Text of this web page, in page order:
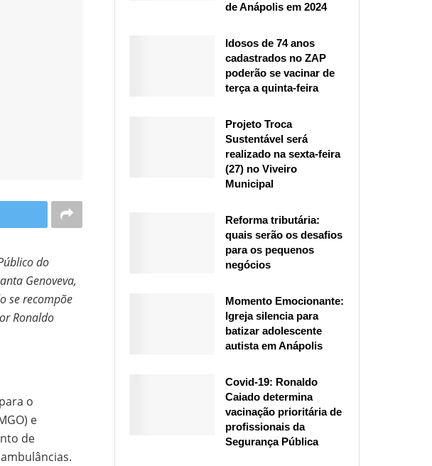
do
Genoveva,
se recompõe
Ronaldo
o
e
de
de Anápolis em 2024
Idosos de 74 anos
cadastrados no ZAP
poderão se vacinar de
terça a quinta-feira
Projeto Troca
Sustentável será
realizado na sexta-feira
(27) no Viveiro
Municipal
Reforma tributária:
quais serão os desafios
para os pequenos
negócios
Momento Emocionante:
Igreja silencia para
batizar adolescente
autista em Anápolis
Covid-19: Ronaldo
Caiado determina
vacinação prioritária de
profissionais da
Segurança Pública